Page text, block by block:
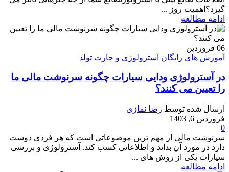
گیرد؟اهمیت روز ...
ادامه مطالعه
06 فروردین
آموزش های رایگان آسترولوژی و چارت تولد
در آسترولوژی ودایی سیارات چگونه سرنوشت مالی ما
را تعیین می کنند؟
ارسال شده توسط رضا نمازی
فروردین 6, 1403
0
سرنوشت مالی از مهم ترین موضوعاتی است که هر فردی دوست
دارد در مورد آن بداند و اطلاعاتی کسب کند. آسترولوژی و بررسی
سیارات یکی از روش های ...
ادامه مطالعه